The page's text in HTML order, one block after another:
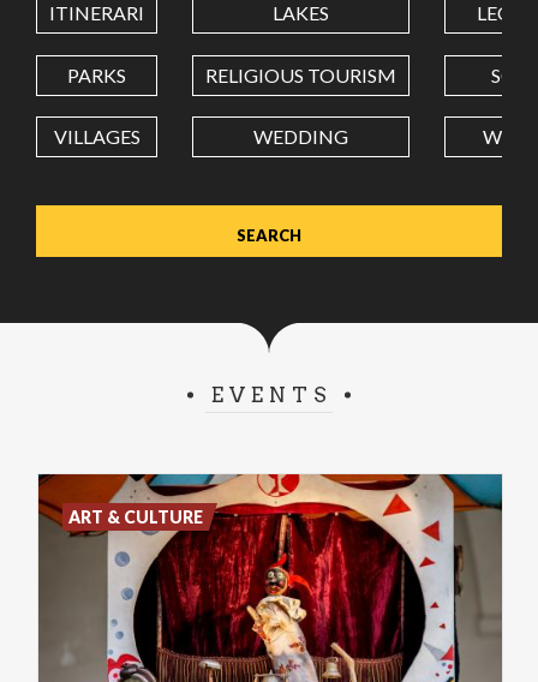
LONGITUDE
Value in decimal degrees. Use dot (.) as decimal separator.
ITINERARI LAKES
PARKS RELIGIOUS TOURISM
VILLAGES WEDDING
EVENTS
ART & CULTURE